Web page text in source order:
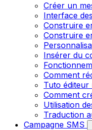
Créer un
Interface
Construire
Construire
Insérer du
Comment
Tuto éditeur
Comment
Utilisation
Traduction
Campagne SMS